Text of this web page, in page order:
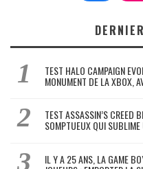
TEST HALO CAMPAIGN
MONUMENT DE LA XBOX,
TEST ASSASSIN’S CREED
SOMPTUEUX QUI
IL Y A 25 ANS, LA GAME